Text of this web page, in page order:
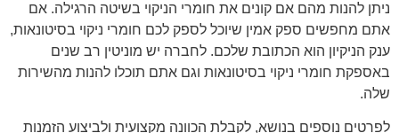
ניתן להנות מהם אם קונים את חומרי הניקוי בשיטה הרגילה. אם
אתם מחפשים ספק אמין שיוכל לספק לכם חומרי ניקוי בסיטונאות,
ענק הניקיון הוא הכתובת שלכם. לחברה יש מוניטין רב שנים
באספקת חומרי ניקוי בסיטונאות וגם אתם תוכלו להנות מהשירות
שלה.
לפרטים נוספים בנושא, לקבלת הכוונה מקצועית ולביצוע הזמנות